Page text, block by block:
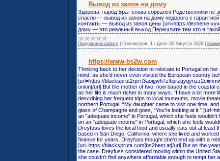
Вывод из запоя на дому
Здорова, народ Брат снова сорвался Родственники не
спасло — вывод из запоя на дому недорого с
контакты — вывод из запоя цены [url=https://
дому — это реальный выход Перешлите тем кто в
Предлагаем работу Просмотров: 1 Дата: 05 Августа 2026
https://www-bs2w.com
Thinking back to her decision to relocate to Portugal on
mind, as she’d never even visited the European country
[url=https://
onion[/url] But the mother of two, now based in the
as her life is much richer in many ways. “I have a lot more
describing her frequent trips to local museums, movie
northern Portugal. “My daughter came to visit one time,
glass of Champagne and goes, “You’re looking at it.”
an "adequate income" in Portugal, which she feels
on an "adequate income" in Portugal, which she feels
Dreyfuss loves the local food and usually eats out at least
based in San Diego, California, where she lived and
finance for years, Dreyfuss thought she’d end up with a
[url=https://blackspruta.com]bs2best.at[/url] But as the
the case. Dreyfuss considered moving within the United
she couldn’t find anywhere affordable enough to tempt